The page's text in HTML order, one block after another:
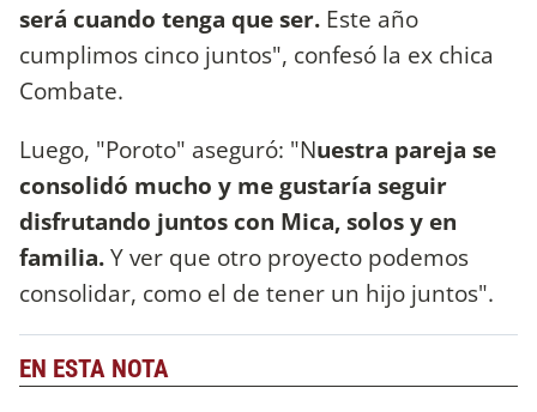
será cuando tenga que ser. Este año
cumplimos cinco juntos", confesó la ex chica
Combate.
Luego, "Poroto" aseguró: "Nuestra pareja se
consolidó mucho y me gustaría seguir
disfrutando juntos con Mica, solos y en
familia.Y ver que otro proyecto podemos
consolidar, como el de tener un hijo juntos".
EN ESTA NOTA